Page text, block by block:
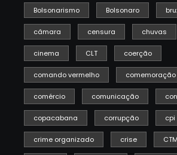
Bolsonarismo Bolsonaro
câmara censura chuvas
cinema CLT coerção
comando vermelho comemoração
comércio comunicação
copacabana corrupção cpi
crime organizado crise CTM